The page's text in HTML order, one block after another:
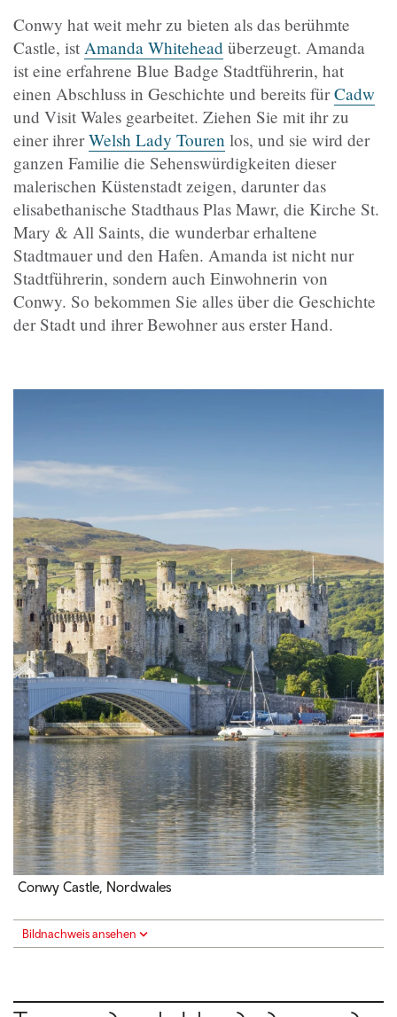
Conwy hat weit mehr zu bieten als das berühmte
Castle, ist Amanda Whitehead überzeugt. Amanda
ist eine erfahrene Blue Badge Stadtführerin, hat
einen Abschluss in Geschichte und bereits fürCadw
und Visit Wales gearbeitet. Ziehen Sie mit ihr zu
einer ihrerWelsh Lady Touren los, und sie wird der
ganzen Familie die Sehenswürdigkeiten dieser
malerischen Küstenstadt zeigen, darunter das
elisabethanische Stadthaus Plas Mawr, die Kirche St.
Mary & All Saints, die wunderbar erhaltene
Stadtmauer und den Hafen. Amanda ist nicht nur
Stadtführerin, sondern auch Einwohnerin von
Conwy. So bekommen Sie alles über die Geschichte
der Stadt und ihrer Bewohner aus erster Hand.
Conwy Castle, Nordwales
Bildnachweis ansehen